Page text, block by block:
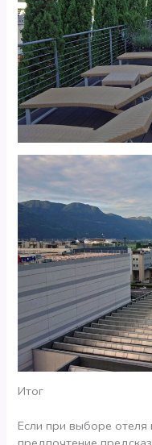
Итог
Если при выборе